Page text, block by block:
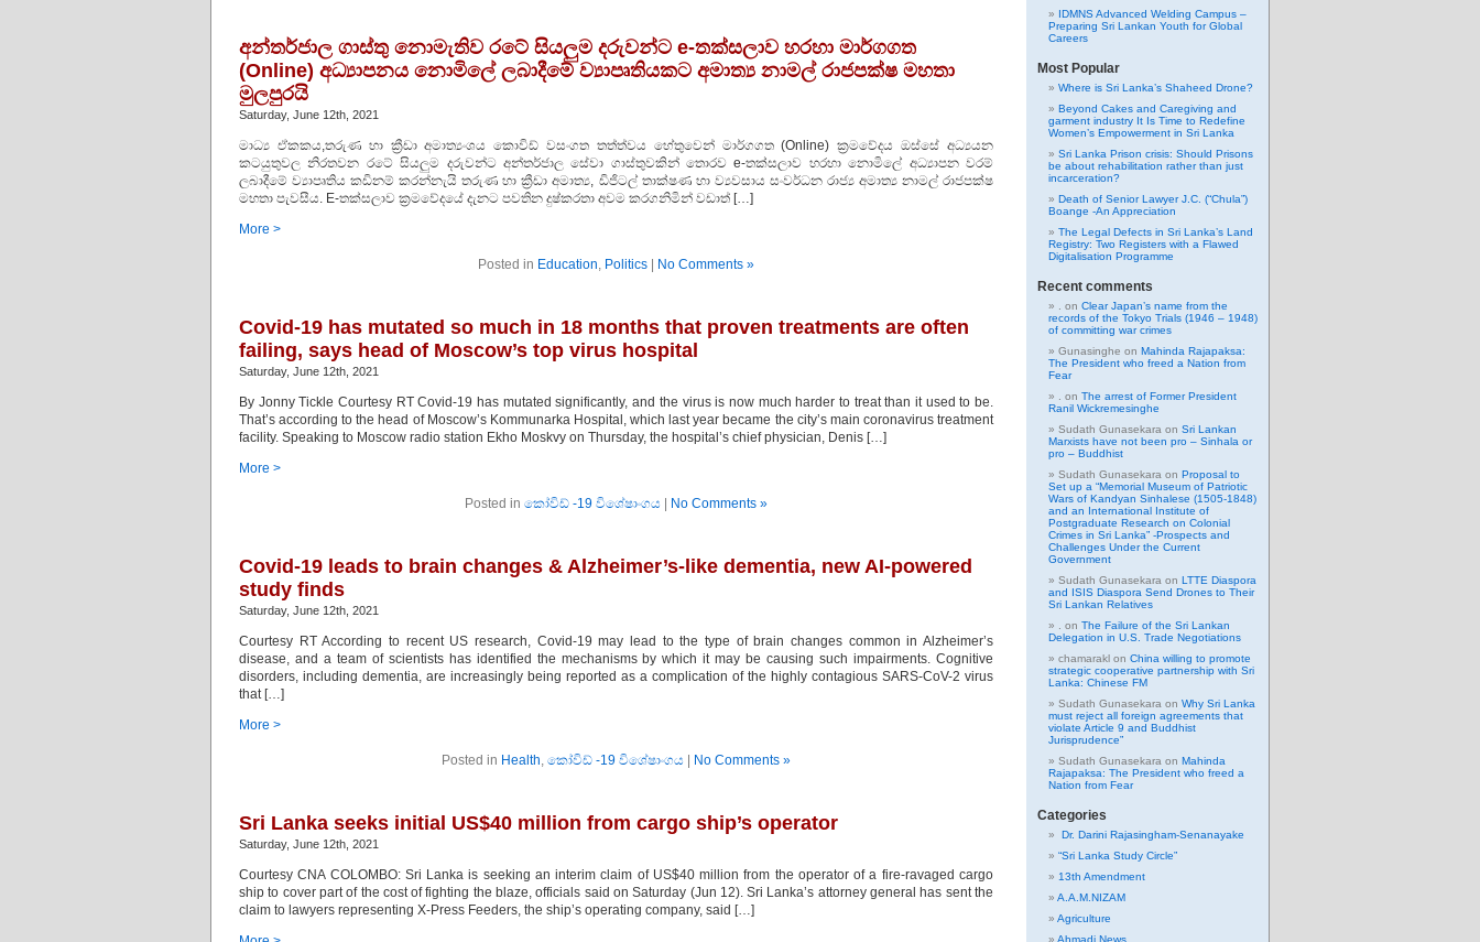
අන්තර්ජාල ගාස්තු නොමැතිව රටේ සියලුම දරුවන්ට e-තක්සලාව හරහා මාර්ගගත
(Online) අධ්‍යාපනය නොමිලේ ලබාදීමේ ව්‍යාපෘතියකට අමාත්‍ය නාමල් රාජපක්ෂ මහතා
මුලපුරයි
Saturday, June 12th, 2021
මාධ්‍ය ඒකකය,තරුණ හා ක්‍රීඩා අමාත්‍යංශය කොවිඩ් වසංගත තත්ත්වය හේතුවෙන් මාර්ගගත (Online) ක්‍රමවේදය ඔස්සේ අධ්‍යයන
කටයුතුවල නිරතවන රටේ සියලුම දරුවන්ට අන්තර්ජාල සේවා ගාස්තුවකින් තොරව e-තක්සලාව හරහා නොමිලේ අධ්‍යාපන වරම්
ලබාදීමේ ව්‍යාපෘතිය කඩිනම් කරන්නැයි තරුණ හා ක්‍රීඩා අමාත්‍ය, ඩිජිටල් තාක්ෂණ හා ව්‍යවසාය සංවර්ධන රාජ්‍ය අමාත්‍ය නාමල් රාජපක්ෂ
මහතා පැවසීය. E-තක්සලාව ක්‍රමවේදයේ දැනට පවතින දුෂ්කරතා අවම කරගනිමින් වඩාත් […]
More >
Posted in Education, Politics No Comments »
Covid-19 has mutated so much in 18 months that proven treatments are often
failing, says head of Moscow’s top virus hospital
Saturday, June 12th, 2021
By Jonny Tickle Courtesy RT Covid-19 has mutated significantly, and the virus is now much harder to treat than it used to be.
That’s according to the head of Moscow’s Kommunarka Hospital, which last year became the city’s main coronavirus treatment
facility. Speaking to Moscow radio station Ekho Moskvy on Thursday, the hospital’s chief physician, Denis […]
More >
Posted in කෝවිඩ් -19 විශේෂාංගය No Comments »
Covid-19 leads to brain changes & Alzheimer’s-like dementia, new AI-powered
study finds
Saturday, June 12th, 2021
Courtesy RT According to recent US research, Covid-19 may lead to the type of brain changes common in Alzheimer’s
disease, and a team of scientists has identified the mechanisms by which it may be causing such impairments. Cognitive
disorders, including dementia, are increasingly being reported as a complication of the highly contagious SARS-CoV-2 virus
that […]
More >
Posted in Health, කෝවිඩ් -19 විශේෂාංගය No Comments »
Sri Lanka seeks initial US$40 million from cargo ship’s operator
Saturday, June 12th, 2021
Courtesy CNA COLOMBO: Sri Lanka is seeking an interim claim of US$40 million from the operator of a fire-ravaged cargo
ship to cover part of the cost of fighting the blaze, officials said on Saturday (Jun 12). Sri Lanka’s attorney general has sent the
claim to lawyers representing X-Press Feeders, the ship’s operating company, said […]
IDMNS Advanced Welding Campus –
Preparing Sri Lankan Youth for Global
Careers
Most Popular
Where is Sri Lanka’s Shaheed Drone?
Beyond Cakes and Caregiving and
garment industry It Is Time to Redefine
Women’s Empowerment in Sri Lanka
Sri Lanka Prison crisis: Should Prisons
be about rehabilitation rather than just
incarceration?
Death of Senior Lawyer J.C. (“Chula”)
Boange -An Appreciation
The Legal Defects in Sri Lanka’s Land
Registry: Two Registers with a Flawed
Digitalisation Programme
Recent comments
on Clear Japan’s name from the
records of the Tokyo Trials (1946 – 1948)
of committing war crimes
Gunasinghe on Mahinda Rajapaksa:
The President who freed a Nation from
Fear
on The arrest of Former President
Ranil Wickremesinghe
Sudath Gunasekara on Sri Lankan
Marxists have not been pro – Sinhala or
pro – Buddhist
Sudath Gunasekara on Proposal to
Set up a “Memorial Museum of Patriotic
Wars of Kandyan Sinhalese (1505-1848)
and an International Institute of
Postgraduate Research on Colonial
Crimes in Sri Lanka” -Prospects and
Challenges Under the Current
Government
Sudath Gunasekara on LTTE Diaspora
and ISIS Diaspora Send Drones to Their
Sri Lankan Relatives
on The Failure of the Sri Lankan
Delegation in U.S. Trade Negotiations
chamarakl on China willing to promote
strategic cooperative partnership with Sri
Lanka: Chinese FM
Sudath Gunasekara on Why Sri Lanka
must reject all foreign agreements that
violate Article 9 and Buddhist
Jurisprudence”
Sudath Gunasekara on Mahinda
Rajapaksa: The President who freed a
Nation from Fear
Categories
Dr. Darini Rajasingham-Senanayake
“Sri Lanka Study Circle”
13th Amendment
A.A.M.NIZAM
Agriculture
Ahmadi News